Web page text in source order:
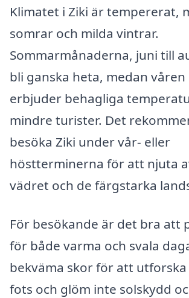
Klimatet i Ziki är tempererat,
somrar och milda vintrar.
Sommarmånaderna, juni till
bli ganska heta, medan
erbjuder behagliga
mindre turister. Det
besöka Ziki under vår- eller
höstterminerna för att njuta
vädret och de färgstarka
För besökande är det bra att
för både varma och svala
bekväma skor för att
fots och glöm inte solskydd